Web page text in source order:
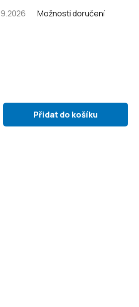
Možnosti doručení
Přidat do košíku